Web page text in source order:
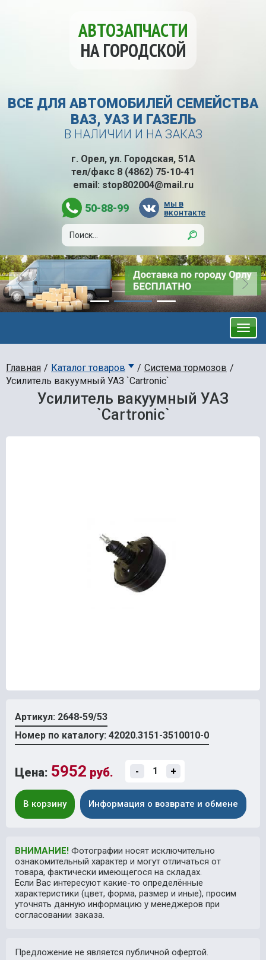
АВТОЗАПЧАСТИ
НА ГОРОДСКОЙ
ВСЕ ДЛЯ АВТОМОБИЛЕЙ СЕМЕЙСТВА
ВАЗ, УАЗ И ГАЗЕЛЬ
В НАЛИЧИИ И НА ЗАКАЗ
г. Орел, ул. Городская, 51А
тел/факс 8 (4862) 75-10-41
email: stop802004@mail.ru
50-88-99
мы в
вконтакте
Главная Каталог товаров
Система тормозов
Усилитель вакуумный УАЗ `Cartronic`
Усилитель вакуумный УАЗ
`Cartronic`
Артикул: 2648-59/53
Номер по каталогу: 42020.3151-3510010-0
Цена: 5952 руб. - +
В корзину Информация о возврате и обмене
ВНИМАНИЕ! Фотографии носят исключительно
ознакомительный характер и могут отличаться от
товара, фактически имеющегося на складах.
Если Вас интересуют какие-то определённые
характеристики (цвет, форма, размер и иные), просим
уточнять данную информацию у менеджеров при
согласовании заказа.
Предложение не является публичной офертой.